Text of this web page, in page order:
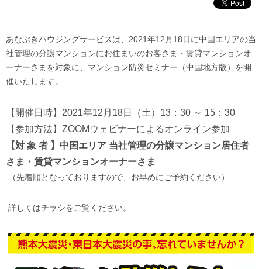
あなぶきハウジングサービスは、2021年12月18日に中国エリアの当
社管理の分譲マンションにお住まいのお客さま・賃貸マンションオ
ーナーさまを対象に、マンション防災セミナー（中国地方版）を開
催いたします。
【開催日時】2021年12月18日（土）13：30 ～ 15：30
【参加方法】ZOOMウェビナーによるオンライン参加
【対 象 者 】中国エリア 当社管理の分譲マンション居住者
さま・賃貸マンションオーナーさま
（先着順となっておりますので、お早めにご予約ください）
詳しくはチラシをご覧ください。